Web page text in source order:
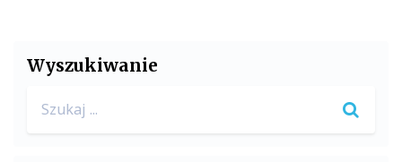
Wyszukiwanie
for: